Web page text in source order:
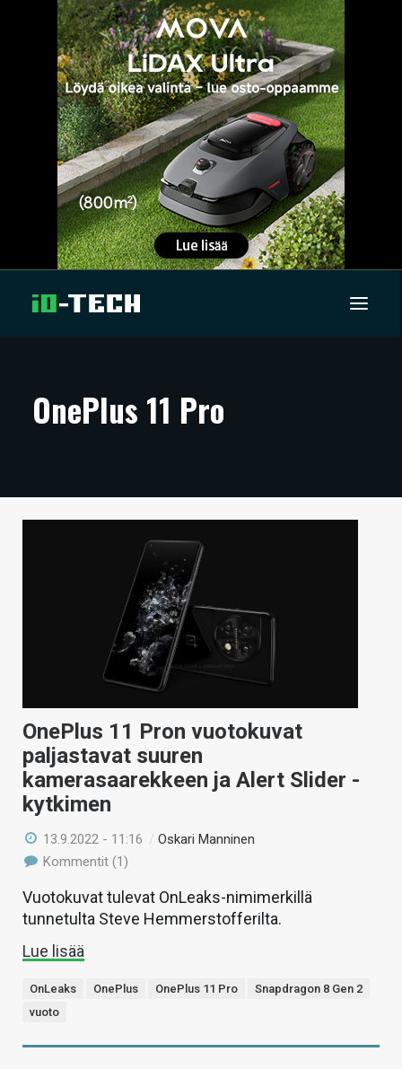
ARTIKKELIT
TECHBBS
HAKU
OnePlus 11 Pro
OnePlus 11 Pron vuotokuvat
paljastavat suuren
kamerasaarekkeen ja Alert Slider -
kytkimen
13.9.2022 - 11:16 /Oskari Manninen
Kommentit (1)
Vuotokuvat tulevat OnLeaks-nimimerkillä
tunnetulta Steve Hemmerstofferilta.
Lue lisää
OnLeaks OnePlus OnePlus 11 Pro
Snapdragon 8 Gen 2
vuoto